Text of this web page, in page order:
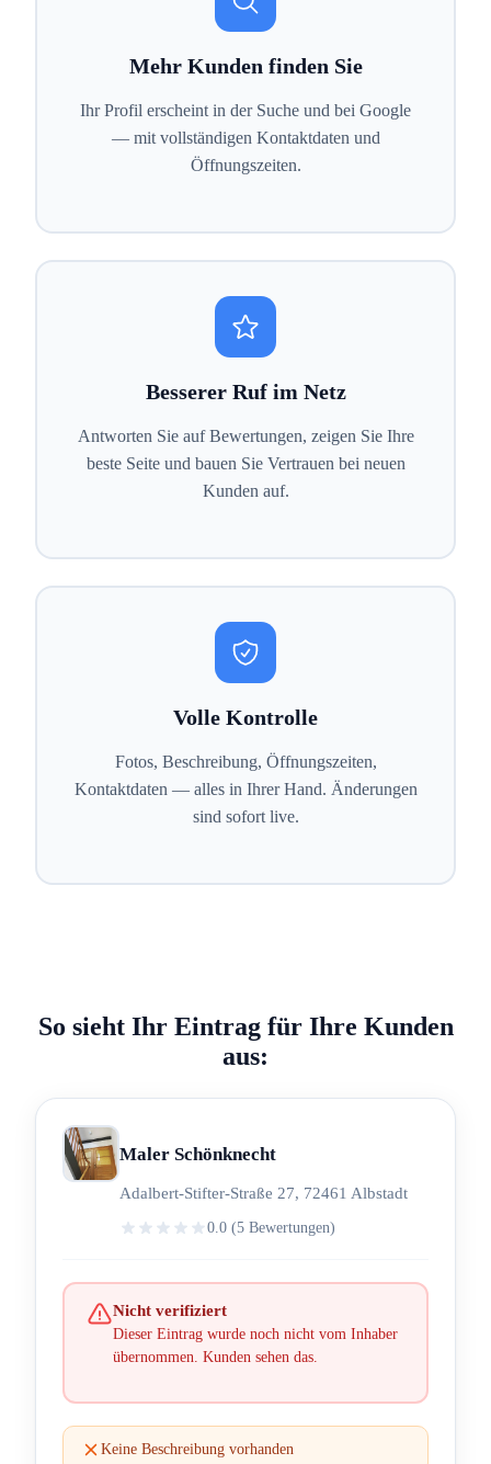
Mehr Kunden finden Sie
Ihr Profil erscheint in der Suche und bei Google
— mit vollständigen Kontaktdaten und
Öffnungszeiten.
Besserer Ruf im Netz
Antworten Sie auf Bewertungen, zeigen Sie Ihre
beste Seite und bauen Sie Vertrauen bei neuen
Kunden auf.
Volle Kontrolle
Fotos, Beschreibung, Öffnungszeiten,
Kontaktdaten — alles in Ihrer Hand. Änderungen
sind sofort live.
So sieht Ihr Eintrag für Ihre Kunden
aus:
Maler Schönknecht
Adalbert-Stifter-Straße 27, 72461 Albstadt
0.0 (5 Bewertungen)
Nicht verifiziert
Dieser Eintrag wurde noch nicht vom Inhaber
übernommen. Kunden sehen das.
Keine Beschreibung vorhanden